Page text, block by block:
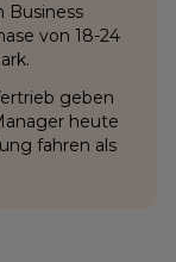
Business
von 18-24
geben
heute
fahren als